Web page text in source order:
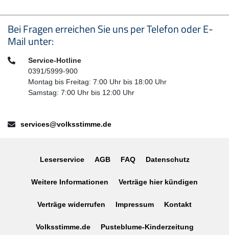
Seitenfußbereich
Bei Fragen erreichen Sie uns per Telefon oder E-
Mail unter:
Telefon:Service-Hotline
0391/5999-900
Montag bis Freitag: 7:00 Uhr bis 18:00 Uhr
Samstag: 7:00 Uhr bis 12:00 Uhr
E-Mail:services@volksstimme.de
Leserservice AGB FAQ Datenschutz
Weitere Informationen Verträge hier kündigen
Verträge widerrufen Impressum Kontakt
Volksstimme.de Pusteblume-Kinderzeitung